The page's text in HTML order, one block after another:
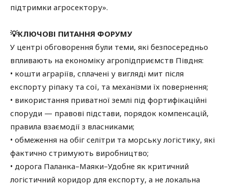
підтримки агросектору».
💡КЛЮЧОВІ ПИТАННЯ ФОРУМУ
У центрі обговорення були теми, які безпосередньо
впливають на економіку агропідприємств Півдня:
• кошти аграріїв, сплачені у вигляді мит після
експорту ріпаку та сої, та механізми їх повернення;
• використання приватної землі під фортифікаційні
споруди — правові підстави, порядок компенсацій,
правила взаємодії з власниками;
• обмеження на обіг селітри та морську логістику, які
фактично стримують виробництво;
• дорога Паланка–Маяки–Удобне як критичний
логістичний коридор для експорту, а не локальна